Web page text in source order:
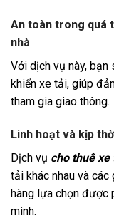
An toàn trong quá
nhà
Với dịch vụ này,
khiển xe tải, giúp
tham gia giao thông.
Linh hoạt và kịp
Dịch vụ cho thuê
tải khác nhau và
hàng lựa chọn được
mình.